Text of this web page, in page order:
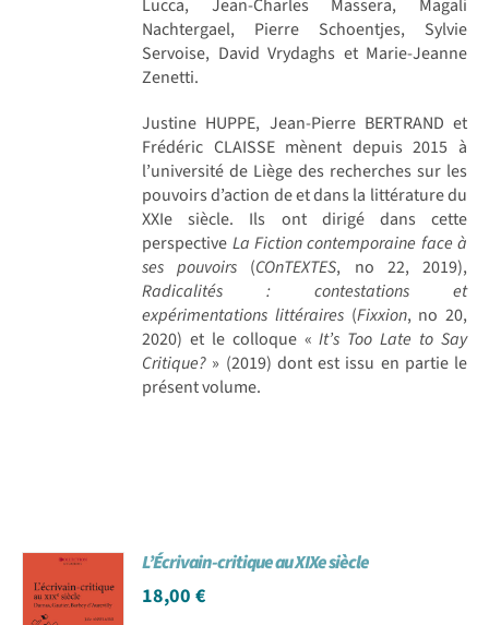
Lucca, Jean-Charles Massera, Magali
Nachtergael, Pierre Schoentjes, Sylvie
Servoise, David Vrydaghs et Marie-Jeanne
Zenetti.
Justine HUPPE, Jean-Pierre BERTRAND et
Frédéric CLAISSE mènent depuis 2015 à
l’université de Liège des recherches sur les
pouvoirs d’action de et dans la littérature du
XXIe siècle. Ils ont dirigé dans cette
perspective La Fiction contemporaine face à
ses pouvoirs (COnTEXTES, no 22, 2019),
Radicalités : contestations et
expérimentations littéraires(Fixxion, no 20,
2020) et le colloque « It’s Too Late to Say
Critique? » (2019) dont est issu en partie le
présent volume.
L’Écrivain-critique au XIXe siècle
18,00€